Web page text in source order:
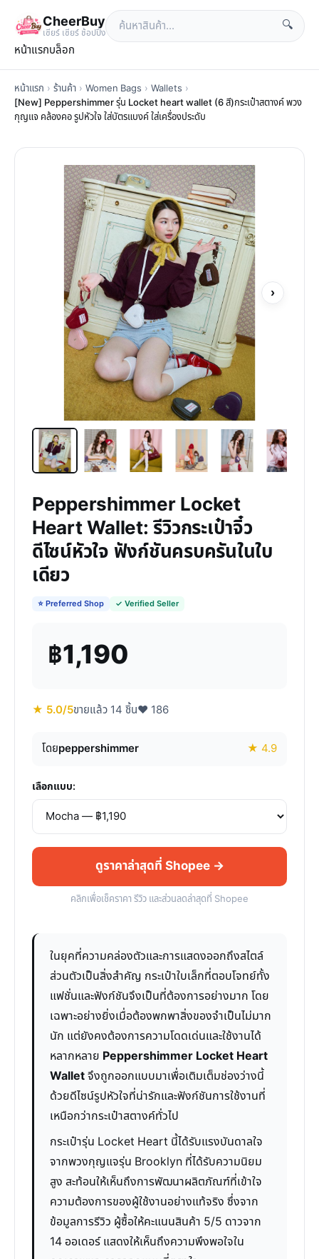
CheerBuy
เซียร์ เซียร์ ช้อปปิ้ง
🔍
หน้าแรกบล็อก
หน้าแรก › ร้านค้า › Women Bags › Wallets ›
[New] Peppershimmer รุ่น Locket heart wallet (6 สี)กระเป๋าสตางค์ พวง
กุญแจ คล้องคอ รูปหัวใจ ใส่บัตรแบงค์ ใส่เครื่องประดับ
›
Peppershimmer Locket
Heart Wallet: รีวิวกระเป๋าจิ๋ว
ดีไซน์หัวใจ ฟังก์ชันครบครันในใบ
เดียว
⭐ Preferred Shop ✓ Verified Seller
฿1,190
★ 5.0/5ขายแล้ว 14 ชิ้น♥ 186
โดยpeppershimmer ★ 4.9
เลือกแบบ:
ดูราคาล่าสุดที่ Shopee →
คลิกเพื่อเช็คราคา รีวิว และส่วนลดล่าสุดที่ Shopee
ในยุคที่ความคล่องตัวและการแสดงออกถึงสไตล์
ส่วนตัวเป็นสิ่งสำคัญ กระเป๋าใบเล็กที่ตอบโจทย์ทั้ง
แฟชั่นและฟังก์ชันจึงเป็นที่ต้องการอย่างมาก โดย
เฉพาะอย่างยิ่งเมื่อต้องพกพาสิ่งของจำเป็นไม่มาก
นัก แต่ยังคงต้องการความโดดเด่นและใช้งานได้
หลากหลาย Peppershimmer Locket Heart
Walletจึงถูกออกแบบมาเพื่อเติมเต็มช่องว่างนี้
ด้วยดีไซน์รูปหัวใจที่น่ารักและฟังก์ชันการใช้งานที่
เหนือกว่ากระเป๋าสตางค์ทั่วไป
กระเป๋ารุ่น Locket Heart นี้ได้รับแรงบันดาลใจ
จากพวงกุญแจรุ่น Brooklyn ที่ได้รับความนิยม
สูง สะท้อนให้เห็นถึงการพัฒนาผลิตภัณฑ์ที่เข้าใจ
ความต้องการของผู้ใช้งานอย่างแท้จริง ซึ่งจาก
ข้อมูลการรีวิว ผู้ซื้อให้คะแนนสินค้า 5/5 ดาวจาก
14 ออเดอร์ แสดงให้เห็นถึงความพึงพอใจใน